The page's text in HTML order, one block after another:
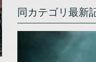
同カテゴリ最新